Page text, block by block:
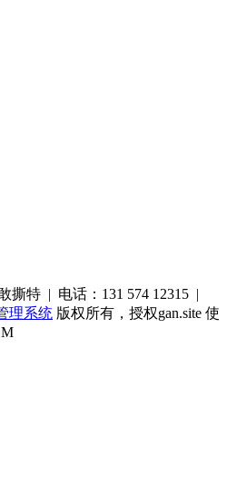
特 | 电话：131 574 12315 |
理系统 版权所有，授权gan.site 使